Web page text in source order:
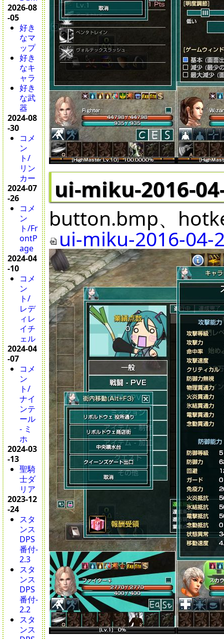
2026-08
-05
好き
なマ
ップ
好き
なキ
ャラ
好き
な武
器
2024-08
-30
コメ
ン
ト/
リン
カー
2024-07
-26
コメ
ン
ト/Fr
ontP
age
2024-04
-10
コメ
ン
ト/
レデ
ィレ
イチ
ェル
2024-04
-07
コメ
ン
ト/
ナイ
ンテ
ール
- ミ
ホ
2024-03
-13
聖騎
士ダ
リア
2023-12
-24
スタ
ンス
DPS
番付-
2.3
スタ
ンス
DPS
番付-
2.2
スタ
ンス
ui-miku-2016-
button.bmp、
ui-miku-2016-04-